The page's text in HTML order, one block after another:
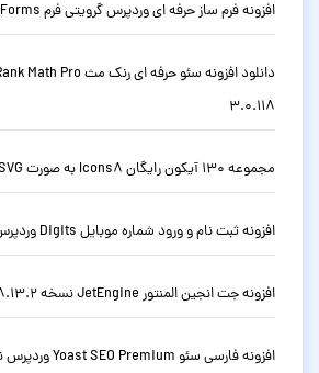
افزونه فرم ساز حرفه ای وردپرس گرویتی فرم Gravity Forms نسخه 3.0.1
3.0.118
مجموعه 130 آیکون رایگان Icons8 به صورت SVG
افزونه ثبت نام و ورود شماره موبایل Digits وردپرس نسخه 9.2
افزونه جت انجین المنتور JetEngine نسخه 3.8.13.2
افزونه فارسی سئو Yoast SEO Premium وردپرس نسخه حرفه ای 28.2